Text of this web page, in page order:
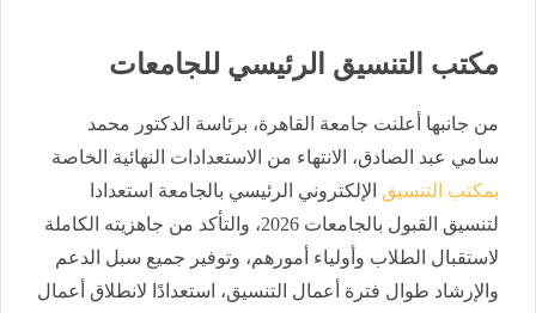
مكتب التنسيق الرئيسي للجامعات
من جانبها
أعلنت جامعة القاهرة، برئاسة الدكتور محمد
سامي عبد الصادق، الانتهاء من الاستعدادات النهائية الخاصة
بمكتب التنسيق الإلكتروني الرئيسي بالجامعة استعدادا
لتنسيق القبول بالجامعات 2026، والتأكد من جاهزيته الكاملة
لاستقبال الطلاب وأولياء أمورهم، وتوفير جميع سبل الدعم
والإرشاد طوال فترة أعمال التنسيق، استعدادًا لانطلاق أعمال